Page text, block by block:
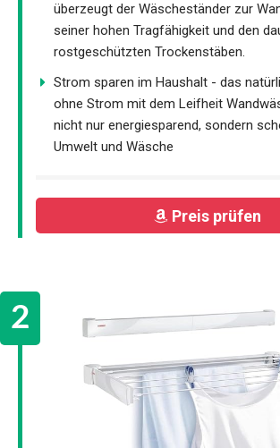
überzeugt der Wäscheständer zur
seiner hohen Tragfähigkeit und den
rostgeschützten Trockenstäben.
Strom sparen im Haushalt - das
ohne Strom mit dem Leifheit
nicht nur energiesparend, sondern
Umwelt und Wäsche
Preis prüfen